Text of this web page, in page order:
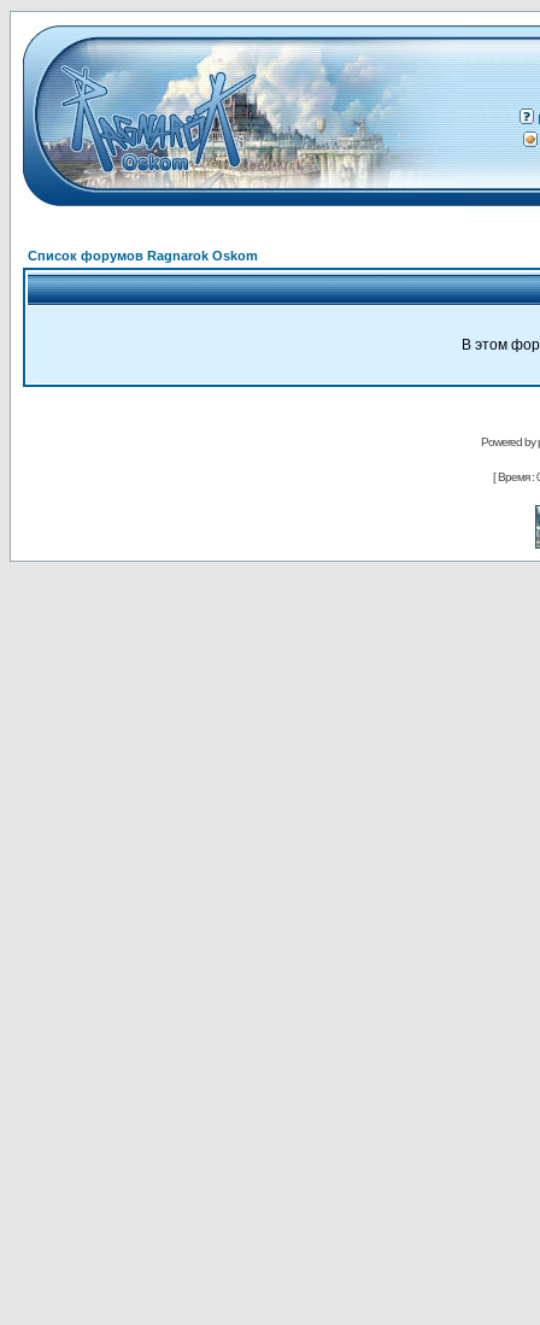
Список форумов Ragnarok Oskom
В этом
Powered by
[ Время :